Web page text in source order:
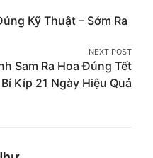
Kỹ Thuật – Sớm Ra
NEXT POST
Sam Ra Hoa Đúng Tết
Kíp 21 Ngày Hiệu Quả